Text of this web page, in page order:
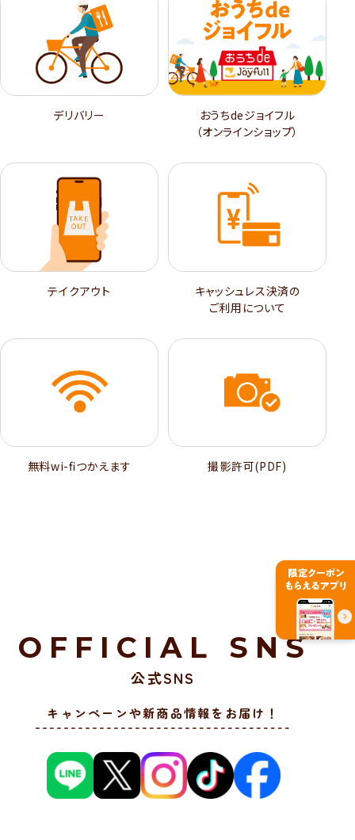
デリバリー
おうちdeジョイフル
（オンラインショップ）
テイクアウト
キャッシュレス決済の
ご利用について
無料wi-ﬁつかえます 撮影許可(PDF)
OFFICIAL SNS
公式SNS
キャンペーンや新商品情報をお届け！